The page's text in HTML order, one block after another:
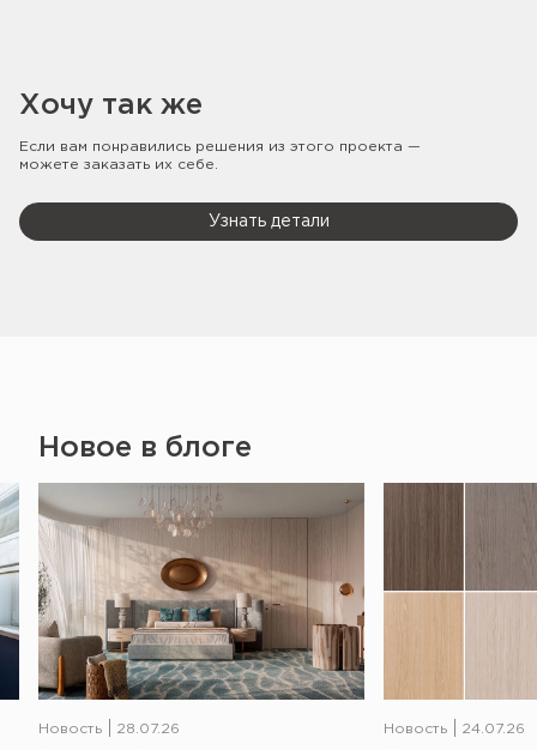
Хочу так же
Если вам понравились решения из этого проекта —
можете заказать их себе.
Узнать детали
Новое в блоге
Новость 28.07.26 Новость 24.07.26